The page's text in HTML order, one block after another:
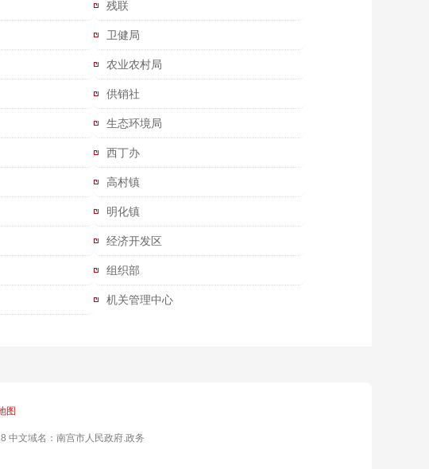
残联
卫健局
农业农村局
供销社
生态环境局
西丁办
高村镇
明化镇
经济开发区
组织部
机关管理中心
图
中文域名：南宫市人民政府.政务